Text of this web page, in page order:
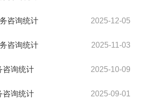
咨询统计 2025-12-05
咨询统计 2025-11-03
咨询统计 2025-10-09
咨询统计 2025-09-01